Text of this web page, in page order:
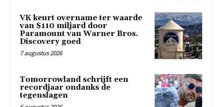
VK keurt overname ter waarde
van $110 miljard door
Paramount van Warner Bros.
Discovery goed
7 augustus 2026
Tomorrowland schrijft een
recordjaar ondanks de
tegenslagen